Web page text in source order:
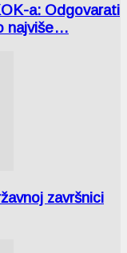
a: Odgovarati
najviše…
završnici